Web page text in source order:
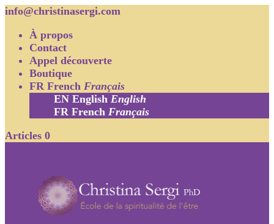
info@christinasergi.com
À propos
Contact
Appel découverte
Boutique
FR French Français
EN English English
FR French Français
Articles 0